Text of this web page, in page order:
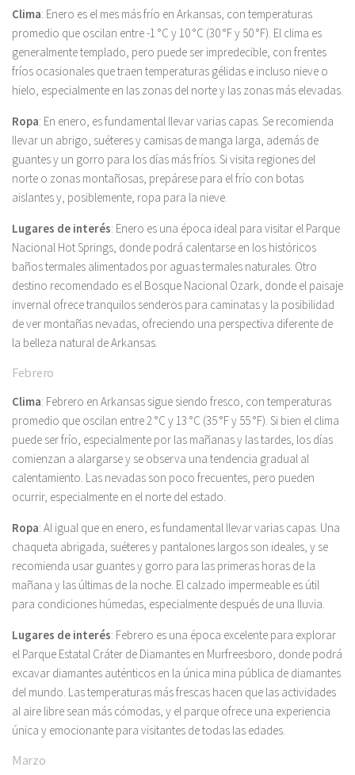
Clima: Enero es el mes más frío en Arkansas, con temperaturas
promedio que oscilan entre -1 °C y 10 °C (30 °F y 50 °F). El clima es
generalmente templado, pero puede ser impredecible, con frentes
fríos ocasionales que traen temperaturas gélidas e incluso nieve o
hielo, especialmente en las zonas del norte y las zonas más elevadas.
Ropa: En enero, es fundamental llevar varias capas. Se recomienda
llevar un abrigo, suéteres y camisas de manga larga, además de
guantes y un gorro para los días más fríos. Si visita regiones del
norte o zonas montañosas, prepárese para el frío con botas
aislantes y, posiblemente, ropa para la nieve.
Lugares de interés: Enero es una época ideal para visitar el Parque
Nacional Hot Springs, donde podrá calentarse en los históricos
baños termales alimentados por aguas termales naturales. Otro
destino recomendado es el Bosque Nacional Ozark, donde el paisaje
invernal ofrece tranquilos senderos para caminatas y la posibilidad
de ver montañas nevadas, ofreciendo una perspectiva diferente de
la belleza natural de Arkansas.
Febrero
Clima: Febrero en Arkansas sigue siendo fresco, con temperaturas
promedio que oscilan entre 2 °C y 13 °C (35 °F y 55 °F). Si bien el clima
puede ser frío, especialmente por las mañanas y las tardes, los días
comienzan a alargarse y se observa una tendencia gradual al
calentamiento. Las nevadas son poco frecuentes, pero pueden
ocurrir, especialmente en el norte del estado.
Ropa: Al igual que en enero, es fundamental llevar varias capas. Una
chaqueta abrigada, suéteres y pantalones largos son ideales, y se
recomienda usar guantes y gorro para las primeras horas de la
mañana y las últimas de la noche. El calzado impermeable es útil
para condiciones húmedas, especialmente después de una lluvia.
Lugares de interés: Febrero es una época excelente para explorar
el Parque Estatal Cráter de Diamantes en Murfreesboro, donde podrá
excavar diamantes auténticos en la única mina pública de diamantes
del mundo. Las temperaturas más frescas hacen que las actividades
al aire libre sean más cómodas, y el parque ofrece una experiencia
única y emocionante para visitantes de todas las edades.
Marzo